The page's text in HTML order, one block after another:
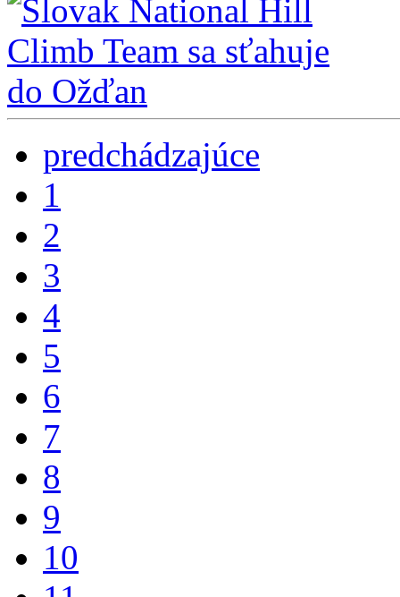
predchádzajúce
1
2
3
4
5
6
7
8
9
10